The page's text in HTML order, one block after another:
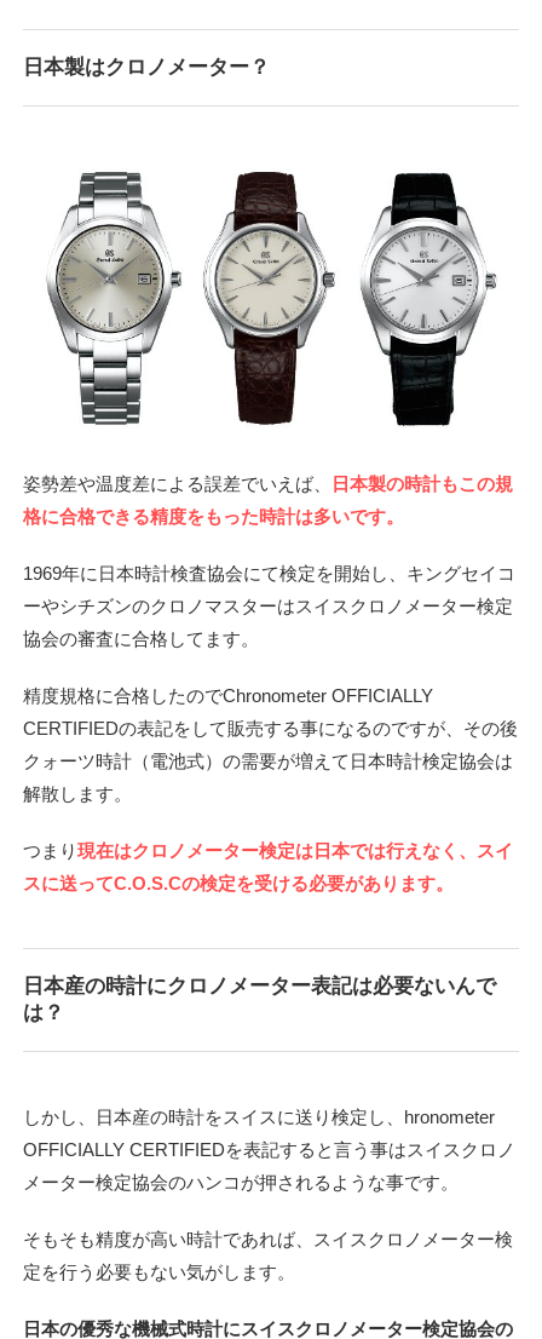
日本製はクロノメーター？
姿勢差や温度差による誤差でいえば、
日本製の時計もこの規
格に合格できる精度をもった時計は多いです。
1969年に日本時計検査協会にて検定を開始し、キングセイコ
ーやシチズンのクロノマスターはスイスクロノメーター検定
協会の審査に合格してます。
精度規格に合格したのでChronometer OFFICIALLY
CERTIFIEDの表記をして販売する事になるのですが、その後
クォーツ時計（電池式）の需要が増えて日本時計検定協会は
解散します。
つまり現在はクロノメーター検定は日本では行えなく、スイ
スに送ってC.O.S.Cの検定を受ける必要があります。
日本産の時計にクロノメーター表記は必要ないんで
は？
しかし、日本産の時計をスイスに送り検定し、hronometer
OFFICIALLY CERTIFIEDを表記すると言う事はスイスクロノ
メーター検定協会のハンコが押されるような事です。
そもそも精度が高い時計であれば、スイスクロノメーター検
定を行う必要もない気がします。
日本の優秀な機械式時計にスイスクロノメーター検定協会の